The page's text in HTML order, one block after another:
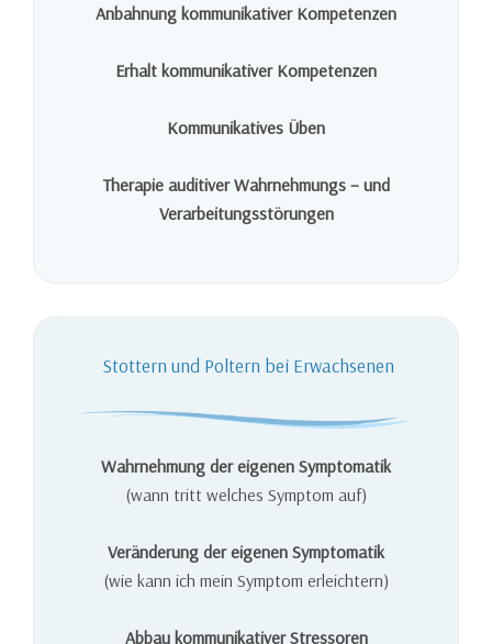
Anbahnung kommunikativer Kompetenzen
Erhalt kommunikativer Kompetenzen
Kommunikatives Üben
Therapie auditiver Wahrnehmungs – und
Verarbeitungsstörungen
Stottern und Poltern bei Erwachsenen
Wahrnehmung der eigenen Symptomatik
(wann tritt welches Symptom auf)
Veränderung der eigenen Symptomatik
(wie kann ich mein Symptom erleichtern)
Abbau kommunikativer Stressoren